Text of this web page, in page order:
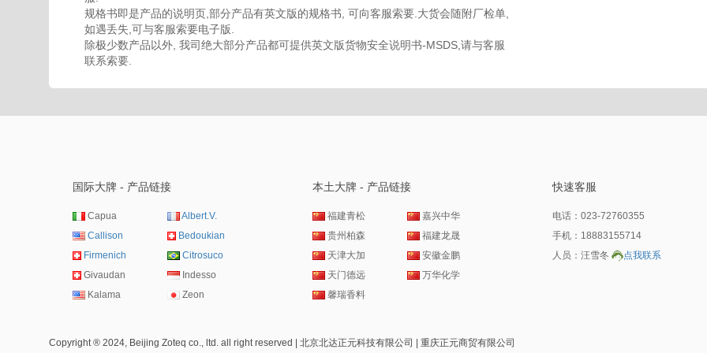
规格书即是产品的说明页,部分产品有英文版的规格书, 可向客服索要.大货会随附厂检单,
如遇丢失,可与客服索要电子版.
除极少数产品以外, 我司绝大部分产品都可提供英文版货物安全说明书-MSDS,请与客服
联系索要.
国际大牌 - 产品链接
Capua
Albert.V.
Callison
Bedoukian
Firmenich
Citrosuco
Givaudan
Indesso
Kalama
Zeon
本土大牌 - 产品链接
福建青松
嘉兴中华
贵州柏森
福建龙晟
天津大加
安徽金鹏
天门德远
万华化学
馨瑞香料
快速客服
电话：023-72760355
手机：18883155714
人员：汪雪冬
点我联系
Copyright ® 2024, Beijing Zoteq co., ltd. all right reserved | 北京北达正元科技有限公司 | 重庆正元商贸有限公司